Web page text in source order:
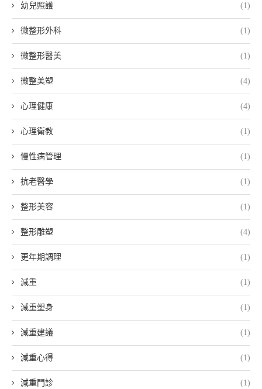
幼兒照護 (1)
微整形外科 (1)
微整形醫美 (1)
微整美塑 (4)
心理健康 (4)
心理衛教 (1)
慢性病管理 (1)
抗老醫學 (1)
整形美容 (1)
整形雕塑 (4)
更年期調理 (1)
減重 (1)
減重塑身 (1)
減重建議 (1)
減重心得 (1)
減重門診 (1)